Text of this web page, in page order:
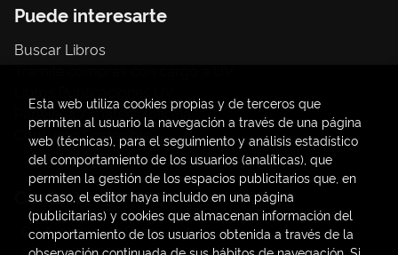
Puede interesarte
Buscar Libros
Papelería / material oficina
Consumo Sostenible
Contacto
C/ Amadeo de Saboya, 4
Esta web utiliza cookies propias y de terceros que
permiten al usuario la navegación a través de una página
web (técnicas), para el seguimiento y análisis estadístico
del comportamiento de los usuarios (analíticas), que
permiten la gestión de los espacios publicitarios que, en
su caso, el editor haya incluido en una página
(publicitarias) y cookies que almacenan información del
comportamiento de los usuarios obtenida a través de la